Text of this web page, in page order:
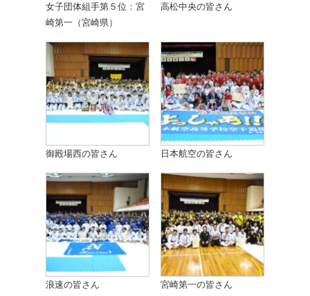
女子団体組手第５位：宮
崎第一（宮崎県）
高松中央の皆さん
御殿場西の皆さん 日本航空の皆さん
浪速の皆さん 宮崎第一の皆さん